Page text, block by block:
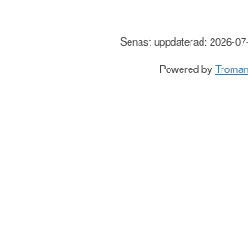
Senast uppdaterad: 2026-
Powered byTroman